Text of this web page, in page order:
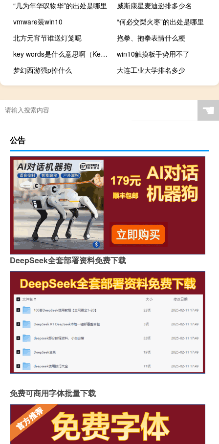
“几为年华叹物华”的出处是哪里
威斯康星麦迪逊排多少名
vmware装win10
“何必交梨火枣”的出处是哪里
北方元宵节谁送灯笼呢
抱拳、抱拳表情什么梗
key words是什么意思啊（Key words是什么意思）
win10触摸板手势用不了
梦幻西游强p掉什么
大连工业大学排名多少
☚
公告
DeepSeek全套部署资料免费下载
免费可商用字体批量下载